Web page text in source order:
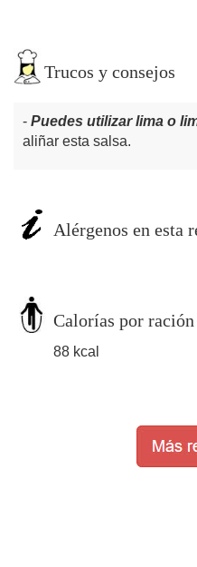
Trucos y consejos
Puedes utilizar lima o
aliñar esta salsa.
Alérgenos en esta
Calorías por ración
88 kcal